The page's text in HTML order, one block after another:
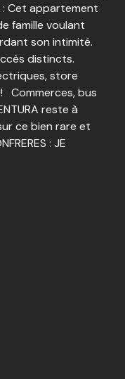
Cet appartement
famille voulant
son intimité.
distincts.
store
Commerces, bus
reste à
ce bien rare et
: JE